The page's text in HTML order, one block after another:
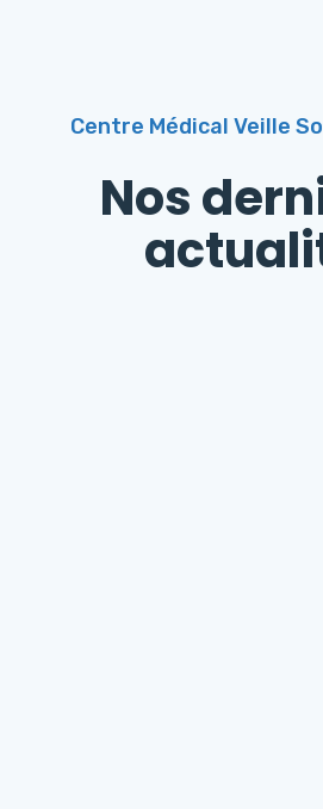
Centre Médical Veille
Nos